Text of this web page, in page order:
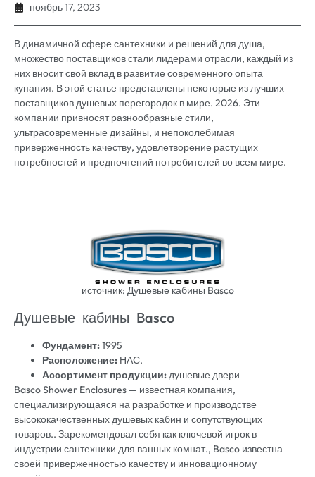
ноябрь 17, 2023
В динамичной сфере сантехники и решений для душа,
множество поставщиков стали лидерами отрасли, каждый из
них вносит свой вклад в развитие современного опыта
купания. В этой статье представлены некоторые из лучших
поставщиков душевых перегородок в мире. 2026. Эти
компании привносят разнообразные стили,
ультрасовременные дизайны, и непоколебимая
приверженность качеству, удовлетворение растущих
потребностей и предпочтений потребителей во всем мире.
источник: Душевые кабины Basco
Душевые кабины Basco
Фундамент:1995
Расположение: НАС.
Ассортимент продукции:душевые двери
Basco Shower Enclosures — известная компания,
специализирующаяся на разработке и производстве
высококачественных душевых кабин и сопутствующих
товаров.. Зарекомендовал себя как ключевой игрок в
индустрии сантехники для ванных комнат., Basco известна
своей приверженностью качеству и инновационному